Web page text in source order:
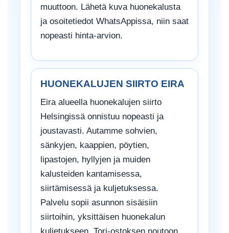
muuttoon. Lähetä kuva huonekalusta
ja osoitetiedot WhatsAppissa, niin saat
nopeasti hinta-arvion.
HUONEKALUJEN SIIRTO EIRA
Eira alueella huonekalujen siirto
Helsingissä onnistuu nopeasti ja
joustavasti. Autamme sohvien,
sänkyjen, kaappien, pöytien,
lipastojen, hyllyjen ja muiden
kalusteiden kantamisessa,
siirtämisessä ja kuljetuksessa.
Palvelu sopii asunnon sisäisiin
siirtoihin, yksittäisen huonekalun